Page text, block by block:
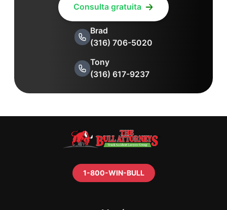
Consulta gratuita
Brad
(316) 706-5020
Tony
(316) 617-9237
1-800-WIN-BULL